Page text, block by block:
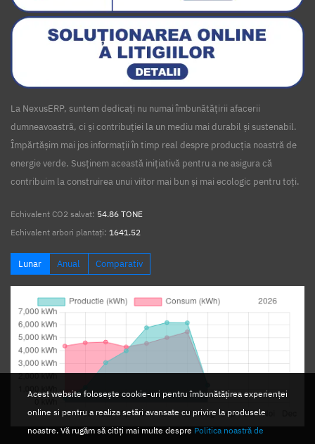
Acest website folosește cookie-uri pentru îmbunătățirea experienței
online si pentru a realiza setări avansate cu privire la produsele
noastre. Vă rugăm să citiți mai multe despre Politica noastră de
La NexusERP, suntem dedicați nu numai îmbunătățirii afacerii
dumneavoastră, ci și contribuției la un mediu mai durabil și sustenabil.
Împărtășim mai jos informații în timp real despre producția noastră de
energie verde. Susținem această inițiativă pentru a ne asigura că
contribuim la construirea unui viitor mai bun și mai ecologic pentru toți.
Echivalent CO2 salvat: 54.86 TONE
Echivalent arbori plantați: 1641.52
Lunar Anual Comparativ